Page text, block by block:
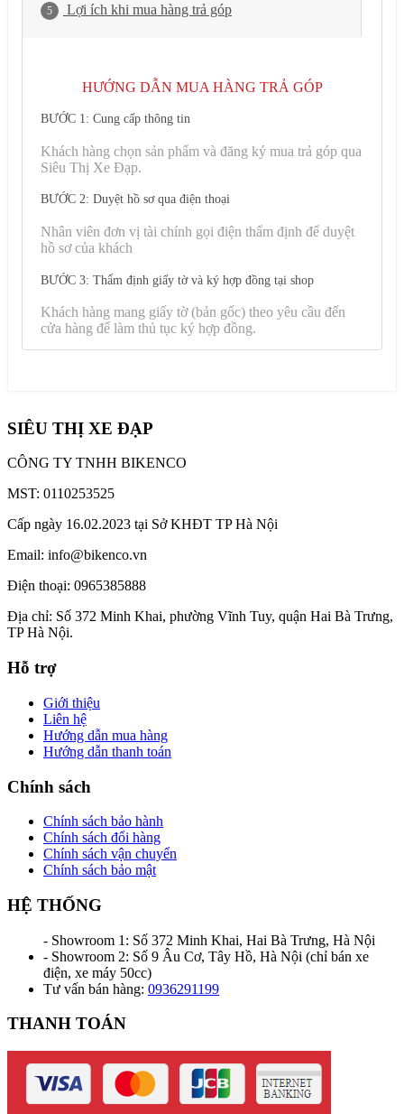
5 Lợi ích khi mua hàng trả góp
HƯỚNG DẪN MUA HÀNG TRẢ GÓP
BƯỚC 1: Cung cấp thông tin
Khách hàng chọn sản phẩm và đăng ký mua trả góp qua
Siêu Thị Xe Đạp.
BƯỚC 2: Duyệt hồ sơ qua điện thoại
Nhân viên đơn vị tài chính gọi điện thẩm định để duyệt
hồ sơ của khách
BƯỚC 3: Thẩm định giấy tờ và ký hợp đồng tại shop
Khách hàng mang giấy tờ (bản gốc) theo yêu cầu đến
cửa hàng để làm thủ tục ký hợp đồng.
SIÊU THỊ XE ĐẠP
CÔNG TY TNHH BIKENCO
MST: 0110253525
Cấp ngày 16.02.2023 tại Sở KHĐT TP Hà Nội
Email: info@bikenco.vn
Điện thoại: 0965385888
Địa chỉ: Số 372 Minh Khai, phường Vĩnh Tuy, quận Hai Bà Trưng,
TP Hà Nội.
Hỗ trợ
Giới thiệu
Liên hệ
Hướng dẫn mua hàng
Hướng dẫn thanh toán
Chính sách
Chính sách bảo hành
Chính sách đổi hàng
Chính sách vận chuyển
Chính sách bảo mật
HỆ THỐNG
- Showroom 1: Số 372 Minh Khai, Hai Bà Trưng, Hà Nội
- Showroom 2: Số 9 Âu Cơ, Tây Hồ, Hà Nội (chỉ bán xe
điện, xe máy 50cc)
Tư vấn bán hàng: 0936291199
THANH TOÁN